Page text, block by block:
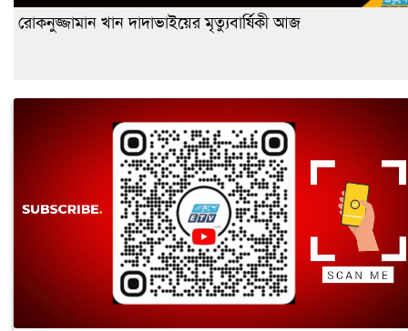
রোকনুজ্জামান খান দাদাভাইয়ের মৃত্যুবার্ষিকী আজ